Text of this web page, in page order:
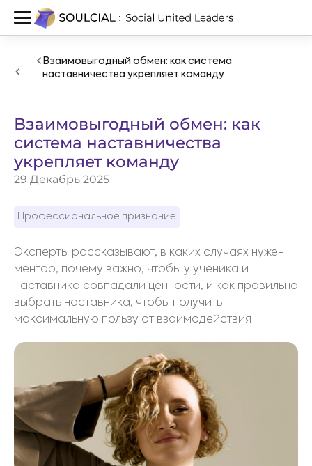
Взаимовыгодный обмен: как система
наставничества укрепляет команду
Взаимовыгодный обмен: как
система наставничества
укрепляет команду
29 Декабрь 2025
Профессиональное признание
Эксперты рассказывают, в каких случаях нужен
ментор, почему важно, чтобы у ученика и
наставника совпадали ценности, и как правильно
выбрать наставника, чтобы получить
максимальную пользу от взаимодействия